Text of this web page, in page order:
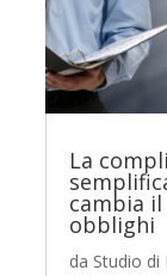
La
cambia
obblighi
da Studio di